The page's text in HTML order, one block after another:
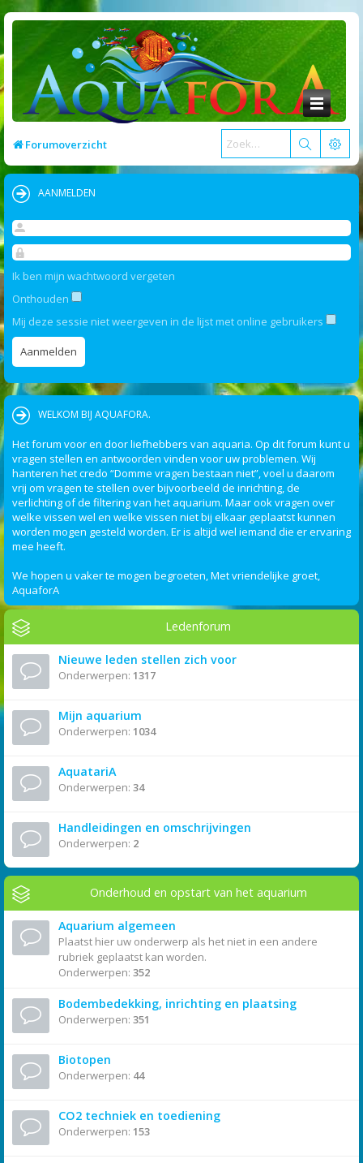
Forumoverzicht
AANMELDEN
Ik ben mijn wachtwoord vergeten
Onthouden
Mij deze sessie niet weergeven in de lijst met online gebruikers
WELKOM BIJ AQUAFORA.
Het forum voor en door liefhebbers van aquaria. Op dit forum kunt u
vragen stellen en antwoorden vinden voor uw problemen. Wij
hanteren het credo “Domme vragen bestaan niet”, voel u daarom
vrij om vragen te stellen over bijvoorbeeld de inrichting, de
verlichting of de filtering van het aquarium. Maar ook vragen over
welke vissen wel en welke vissen niet bij elkaar geplaatst kunnen
worden mogen gesteld worden. Er is altijd wel iemand die er ervaring
mee heeft.
We hopen u vaker te mogen begroeten, Met vriendelijke groet,
AquaforA
Ledenforum
Nieuwe leden stellen zich voor
Onderwerpen: 1317
Mijn aquarium
Onderwerpen: 1034
AquatariA
Onderwerpen: 34
Handleidingen en omschrijvingen
Onderwerpen: 2
Onderhoud en opstart van het aquarium
Aquarium algemeen
Plaatst hier uw onderwerp als het niet in een andere
rubriek geplaatst kan worden.
Onderwerpen: 352
Bodembedekking, inrichting en plaatsing
Onderwerpen: 351
Biotopen
Onderwerpen: 44
CO2 techniek en toediening
Onderwerpen: 153